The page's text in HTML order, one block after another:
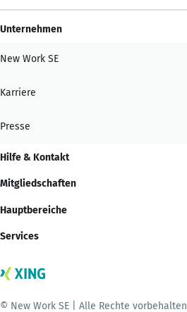
Unternehmen
New Work SE
Karriere
Presse
Hilfe & Kontakt
Mitgliedschaften
Hauptbereiche
Services
© New Work SE | Alle Rechte vorbehalten